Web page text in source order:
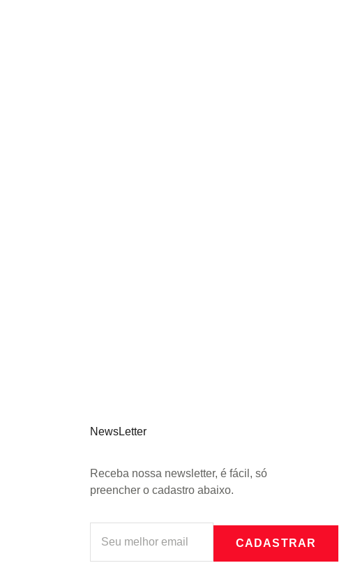
NewsLetter
Receba nossa newsletter, é fácil, só
preencher o cadastro abaixo.
CADASTRAR